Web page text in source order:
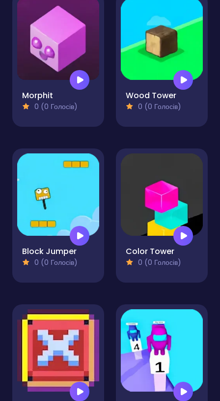
Morphit
0 (0 Голосів)
Wood Tower
0 (0 Голосів)
Block Jumper
0 (0 Голосів)
Color Tower
0 (0 Голосів)